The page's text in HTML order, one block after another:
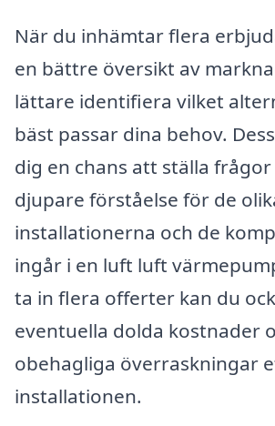
När du inhämtar flera
en bättre översikt av
lättare identifiera vilket
bäst passar dina behov.
dig en chans att ställa frågor
djupare förståelse för de
installationerna och de
ingår i en luft luft
ta in flera offerter kan du
eventuella dolda kostnader
obehagliga överraskningar
installationen.